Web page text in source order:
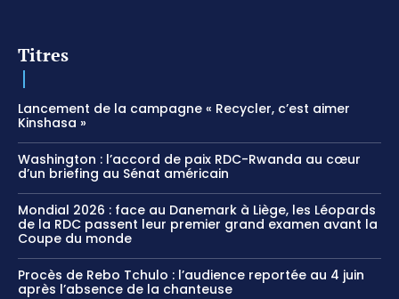
Titres
Lancement de la campagne « Recycler, c’est aimer
Kinshasa »
Washington : l’accord de paix RDC-Rwanda au cœur
d’un briefing au Sénat américain
Mondial 2026 : face au Danemark à Liège, les Léopards
de la RDC passent leur premier grand examen avant la
Coupe du monde
Procès de Rebo Tchulo : l’audience reportée au 4 juin
après l’absence de la chanteuse